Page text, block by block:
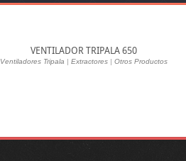
VENTILADOR TRIPALA 650
Ventiladores Tripala | Extractores | Otros Productos